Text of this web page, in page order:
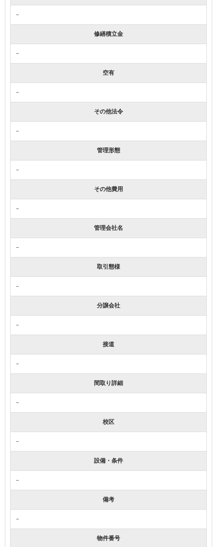
－
修繕積立金
－
空有
－
その他法令
－
管理形態
－
その他費用
－
管理会社名
－
取引態様
－
分譲会社
－
接道
－
間取り詳細
－
校区
－
設備・条件
－
備考
－
物件番号